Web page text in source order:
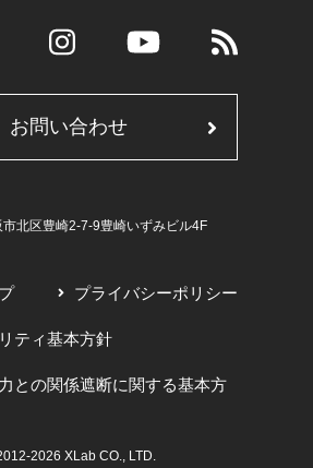
お問い合わせ
市北区豊崎2-7-9豊崎いずみビル4F
プライバシーポリシー
ティ基本方針
との関係遮断に関する基本方
2026 XLab CO., LTD.